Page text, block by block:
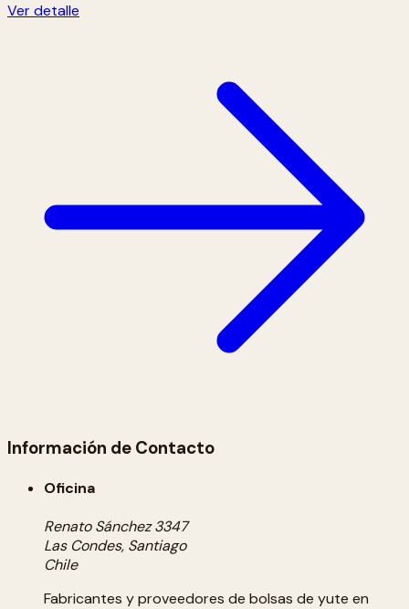
Ver detalle
Información de Contacto
Oficina
Renato Sánchez 3347
Las Condes, Santiago
Chile
Fabricantes y proveedores de bolsas de yute en